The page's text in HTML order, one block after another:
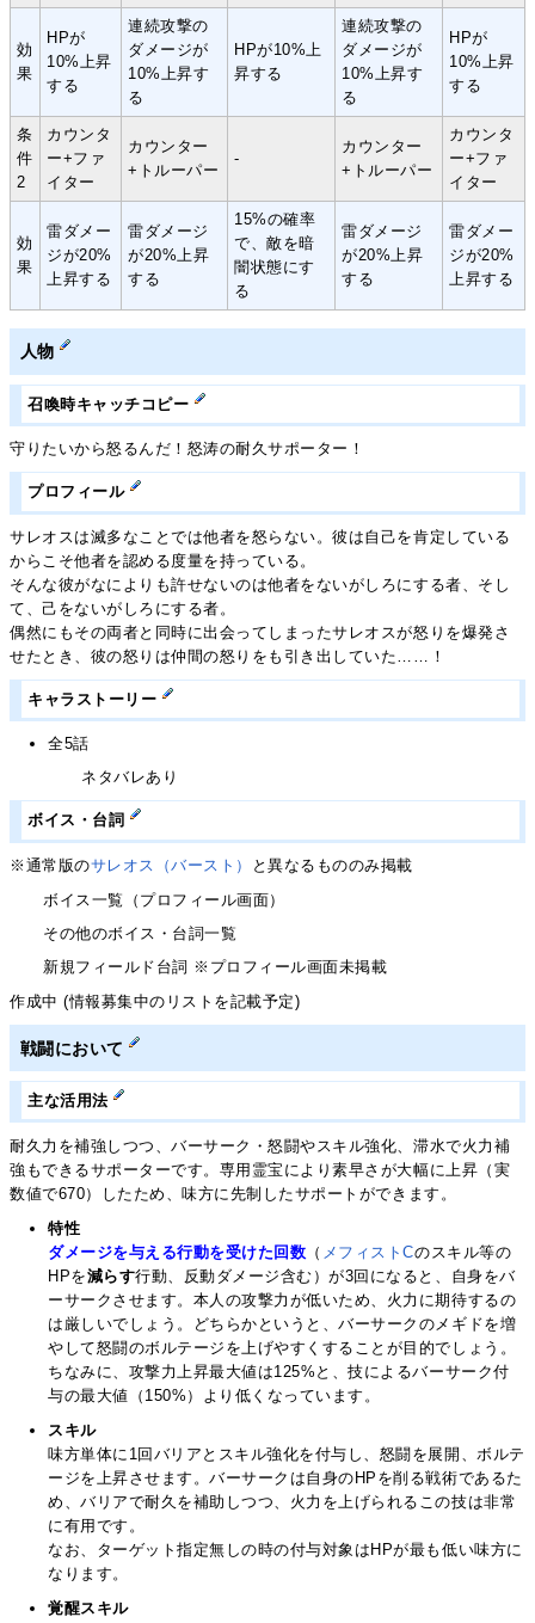
効
果
HPが
10%上昇
する
連続攻撃の
ダメージが
10%上昇す
る
HPが10%上
昇する
連続攻撃の
ダメージが
10%上昇す
る
HPが
10%上昇
する
条
件
2
カウンタ
ー+ファ
イター
カウンター
+トルーパー
-
カウンター
+トルーパー
カウンタ
ー+ファ
イター
効
果
雷ダメー
ジが20%
上昇する
雷ダメージ
が20%上昇
する
15%の確率
で、敵を暗
闇状態にす
る
雷ダメージ
が20%上昇
する
雷ダメー
ジが20%
上昇する
人物
召喚時キャッチコピー
守りたいから怒るんだ！怒涛の耐久サポーター！
プロフィール
サレオスは滅多なことでは他者を怒らない。彼は自己を肯定している
からこそ他者を認める度量を持っている。
そんな彼がなによりも許せないのは他者をないがしろにする者、そし
て、己をないがしろにする者。
偶然にもその両者と同時に出会ってしまったサレオスが怒りを爆発さ
せたとき、彼の怒りは仲間の怒りをも引き出していた……！
キャラストーリー
全5話
ネタバレあり
ボイス・台詞
※通常版のサレオス（バースト）
と異なるもののみ掲載
ボイス一覧（プロフィール画面）
その他のボイス・台詞一覧
新規フィールド台詞 ※プロフィール画面未掲載
作成中 (情報募集中のリストを記載予定)
戦闘において
主な活用法
耐久力を補強しつつ、バーサーク・怒闘やスキル強化、滞水で火力補
強もできるサポーターです。専用霊宝により素早さが大幅に上昇（実
数値で670）したため、味方に先制したサポートができます。
特性
ダメージを与える行動を受けた回数 （ メフィストCのスキル等の
HPを減らす行動、反動ダメージ含む）が3回になると、自身をバ
ーサークさせます。本人の攻撃力が低いため、火力に期待するの
は厳しいでしょう。どちらかというと、バーサークのメギドを増
やして怒闘のボルテージを上げやすくすることが目的でしょう。
ちなみに、攻撃力上昇最大値は125%と、技によるバーサーク付
与の最大値（150%）より低くなっています。
スキル
味方単体に1回バリアとスキル強化を付与し、怒闘を展開、ボルテ
ージを上昇させます。バーサークは自身のHPを削る戦術であるた
め、バリアで耐久を補助しつつ、火力を上げられるこの技は非常
に有用です。
なお、ターゲット指定無しの時の付与対象はHPが最も低い味方に
なります。
覚醒スキル